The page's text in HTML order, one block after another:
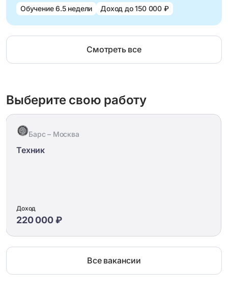
Обучение 6.5 недели Доход до 150 000 ₽
Смотреть все
Выберите свою работу
Барс – Москва
Техник
Доход
220 000 ₽
Все вакансии